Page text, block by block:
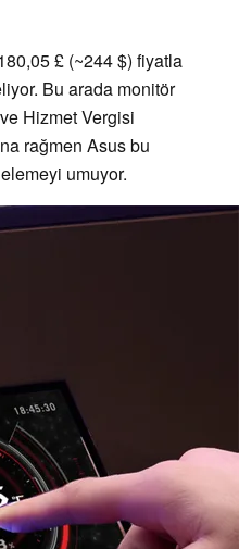
£ (~244 $) fiyatla
Bu arada monitör
Hizmet Vergisi
rağmen Asus bu
umuyor.